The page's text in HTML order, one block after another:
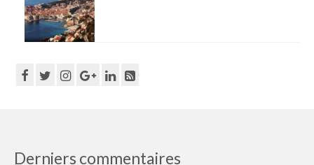
Derniers commentaires